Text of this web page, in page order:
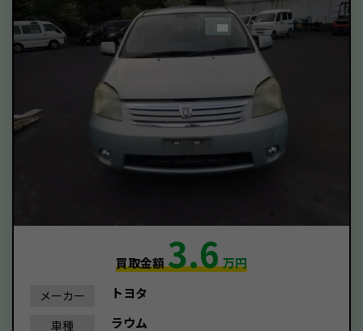
買取金額3.6万円
メーカー トヨタ
車種 ラウム